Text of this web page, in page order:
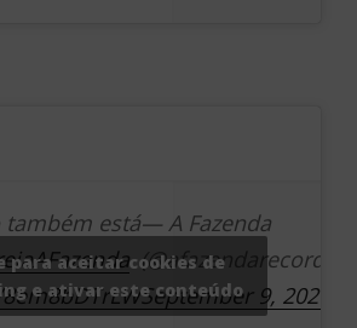
também está— A Fazenda
(@afazendarecord)
September 9, 2020
para aceitar cookies de
e ativar este conteúdo